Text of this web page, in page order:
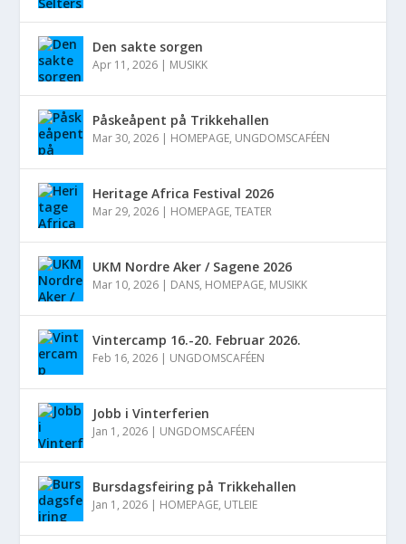
Den sakte sorgen
Apr 11, 2026 | MUSIKK
Påskeåpent på Trikkehallen
Mar 30, 2026 | HOMEPAGE, UNGDOMSCAFÉEN
Heritage Africa Festival 2026
Mar 29, 2026 | HOMEPAGE,TEATER
UKM Nordre Aker / Sagene 2026
Mar 10, 2026 | DANS, HOMEPAGE, MUSIKK
Vintercamp 16.-20. Februar 2026.
Feb 16, 2026 | UNGDOMSCAFÉEN
Jobb i Vinterferien
Jan 1, 2026 | UNGDOMSCAFÉEN
Bursdagsfeiring på Trikkehallen
Jan 1, 2026 | HOMEPAGE, UTLEIE